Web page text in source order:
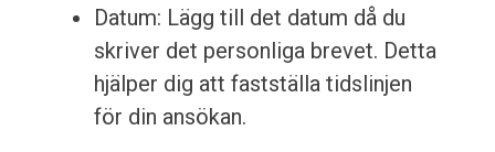
Datum: Lägg till det datum då du
skriver det personliga brevet. Detta
hjälper dig att fastställa tidslinjen
för din ansökan.